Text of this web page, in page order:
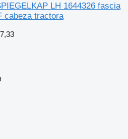
LH 1644326 fascia
cabeza tractora